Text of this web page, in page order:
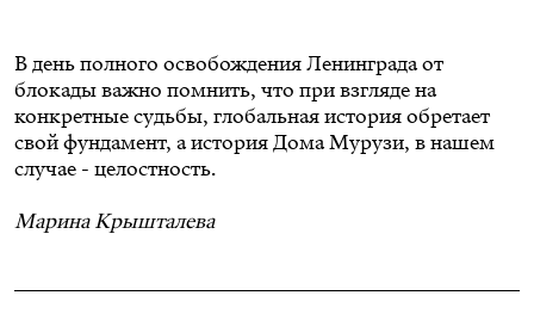
В день полного освобождения Ленинграда от
блокады важно помнить, что при взгляде на
конкретные судьбы, глобальная история обретает
свой фундамент, а история Дома Мурузи, в нашем
случае - целостность.
Марина Крышталева